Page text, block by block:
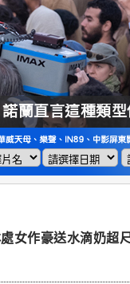
蘭直言這種類型
女作豪送水滴奶超